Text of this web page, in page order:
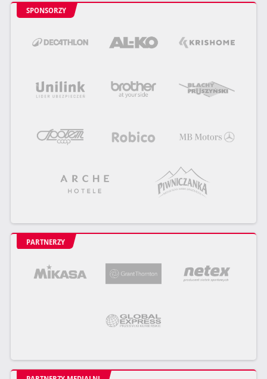
SPONSORZY
PARTNERZY